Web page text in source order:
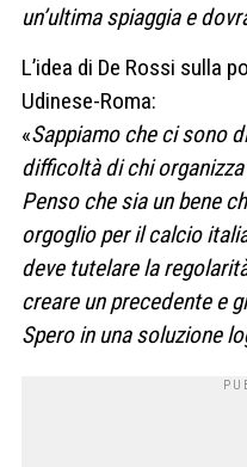
un’ultima spiaggia e
L’idea di De Rossi sulla
Udinese-Roma:
«Sappiamo che ci sono
difficoltà di chi
Penso che sia un bene
orgoglio per il calcio
deve tutelare la
creare un precedente e
Spero in una soluzione